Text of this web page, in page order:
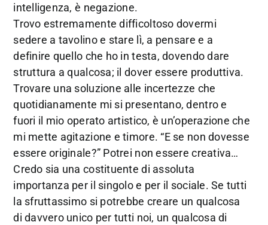
intelligenza, è negazione.
Trovo estremamente difficoltoso dovermi
sedere a tavolino e stare lì, a pensare e a
definire quello che ho in testa, dovendo dare
struttura a qualcosa; il dover essere produttiva.
Trovare una soluzione alle incertezze che
quotidianamente mi si presentano, dentro e
fuori il mio operato artistico, è un’operazione che
mi mette agitazione e timore. “E se non dovesse
essere originale?” Potrei non essere creativa…
Credo sia una costituente di assoluta
importanza per il singolo e per il sociale. Se tutti
la sfruttassimo si potrebbe creare un qualcosa
di davvero unico per tutti noi, un qualcosa di